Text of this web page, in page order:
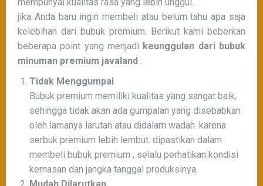
jika Anda baru ingin membeli atau belum tahu apa saja
kelebihan dari bubuk premium. Berikut kami beberkan
beberapa point yang menjadi keunggulan dari bubuk
minuman premium javaland :
Tidak Menggumpal
Bubuk premium memiliki kualitas yang sangat baik,
sehingga tidak akan ada gumpalan yang disebabkan
oleh lamanya larutan atau didalam wadah. karena
serbuk premium lebih lembut. dipastikan dalam
membeli bubuk premium , selalu perhatikan kondisi
kemasan dan jangka tanggal produksinya.